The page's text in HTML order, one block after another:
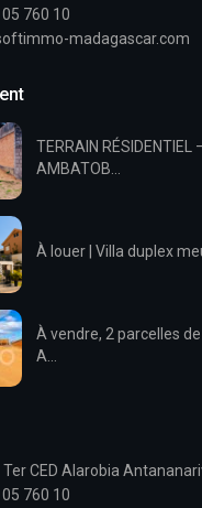
760 10
madagascar.com
TERRAIN RÉSIDENTIEL
AMBATOB...
À louer | Villa duplex
À vendre, 2 parcelles
A...
Ter CED Alarobia
760 10